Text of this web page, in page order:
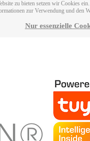
zu bieten setzen wir Cookies
zur Verwendung und den
Nur essenzielle